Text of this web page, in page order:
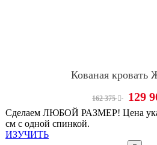
Кованая кровать
162 375 129
Сделаем ЛЮБОЙ РАЗМЕР! Цена
см с одной спинкой.
ИЗУЧИТЬ